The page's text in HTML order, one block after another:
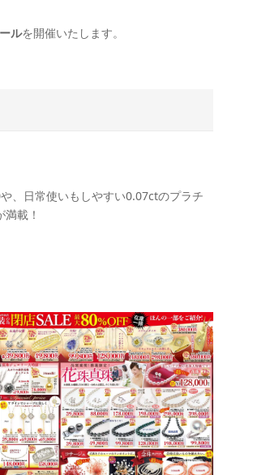
ルを開催いたします。
、日常使いもしやすい0.07ctのプラチ
載！